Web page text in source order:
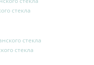
стекла
стекла